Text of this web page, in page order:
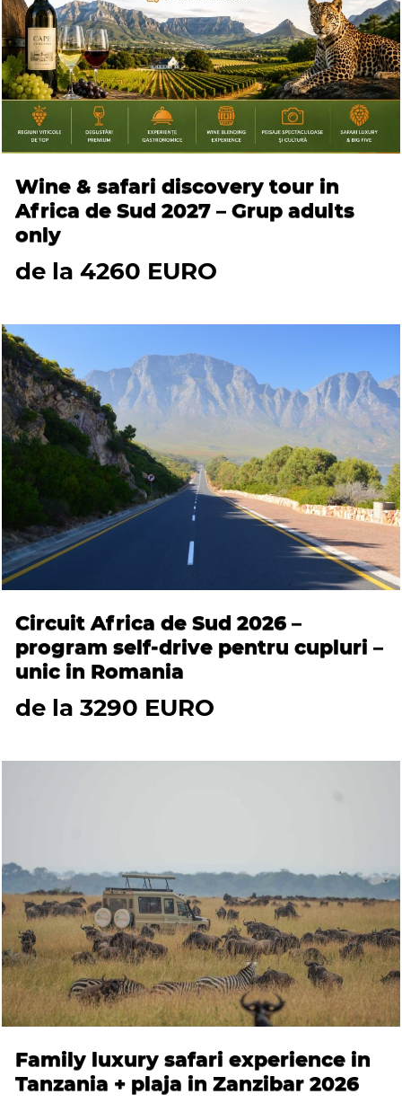
Wine & safari discovery tour in
Africa de Sud 2027 – Grup adults
only
de la 4260 EURO
Circuit Africa de Sud 2026 –
program self-drive pentru cupluri –
unic in Romania
de la 3290 EURO
Family luxury safari experience in
Tanzania + plaja in Zanzibar 2026